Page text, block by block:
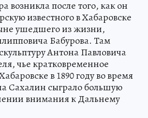
возникла после того, как он
известного в Хабаровске
ушедшего из жизни,
Бабурова. Там
Антона Павловича
чье кратковременное
в 1890 году во время
Сахалин сыграло большую
внимания к Дальнему